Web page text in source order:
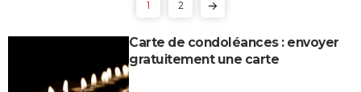
1 2
Carte de condoléances : envoyer
gratuitement une carte